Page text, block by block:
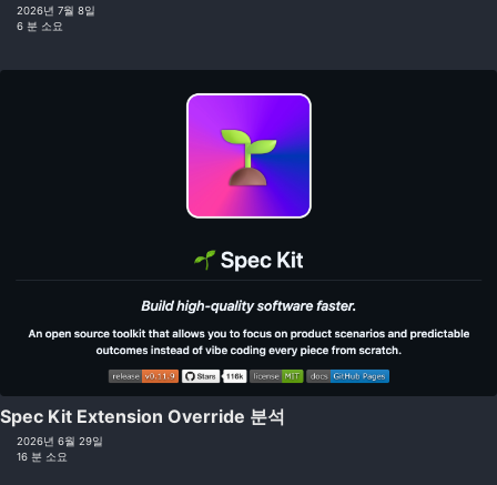
2026년 7월 8일
6 분 소요
Spec Kit Extension Override 분석
2026년 6월 29일
16 분 소요